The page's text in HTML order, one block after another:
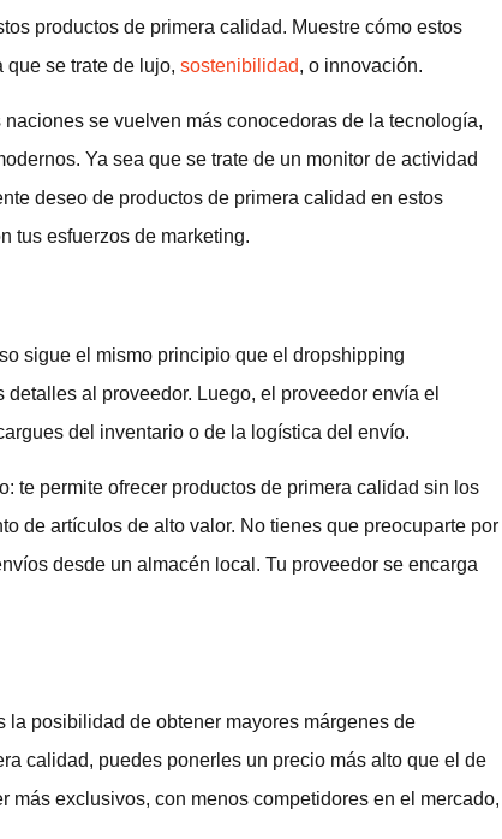
productos de primera calidad. Muestre cómo estos
se trate de lujo, sostenibilidad, o innovación.
se vuelven más conocedoras de la tecnología,
Ya sea que se trate de un monitor de actividad
deseo de productos de primera calidad en estos
tus esfuerzos de marketing.
sigue el mismo principio que el dropshipping
al proveedor. Luego, el proveedor envía el
del inventario o de la logística del envío.
te permite ofrecer productos de primera calidad sin los
de artículos de alto valor. No tienes que preocuparte por
desde un almacén local. Tu proveedor se encarga
posibilidad de obtener mayores márgenes de
calidad, puedes ponerles un precio más alto que el de
más exclusivos, con menos competidores en el mercado,